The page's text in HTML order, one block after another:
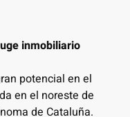
inmobiliario
potencial en el
en el noreste de
de Cataluña.